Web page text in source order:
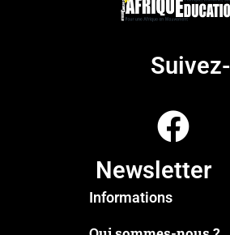
Newsletter
Informations